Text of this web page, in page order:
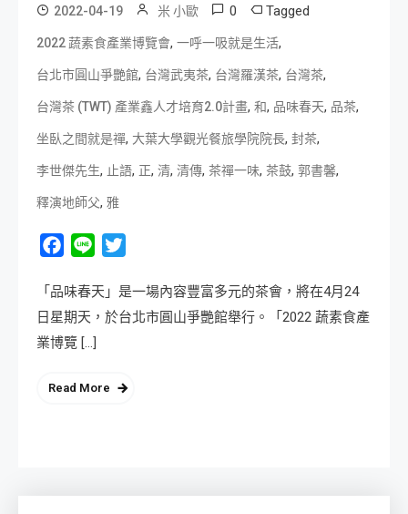
2022-04-19 米 小歐 0 Tagged
2022 蔬素食產業博覽會, 一呼一吸就是生活,
台北市圓山爭艷館, 台灣武夷茶, 台灣羅漢茶, 台灣茶,
台灣茶 (TWT) 產業鑫人才培育2.0計畫, 和, 品味春天, 品茶,
坐臥之間就是禪, 大葉大學觀光餐旅學院院長, 封茶,
李世傑先生, 止語, 正, 清, 清傳, 茶禪一味, 茶鼓, 郭書馨,
釋演地師父, 雅
Facebook
Line
「品味春天」是一場內容豐富多元的茶會，將在4月24
日星期天，於台北市圓山爭艷館舉行。「2022 蔬素食產
業博覽 […]
Read More